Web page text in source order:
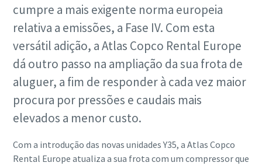
cumpre a mais exigente norma europeia
relativa a emissões, a Fase IV. Com esta
versátil adição, a Atlas Copco Rental Europe
dá outro passo na ampliação da sua frota de
aluguer, a fim de responder à cada vez maior
procura por pressões e caudais mais
elevados a menor custo.
Com a introdução das novas unidades Y35, a Atlas Copco
Rental Europe atualiza a sua frota com um compressor que